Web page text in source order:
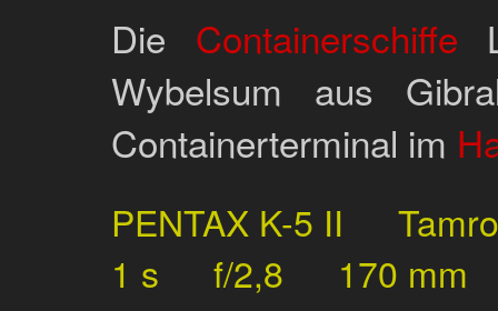
Die Containerschiffe
Wybelsum aus
Containerterminal im
PENTAX K-5 II
1 s
f/2,8
170 mm